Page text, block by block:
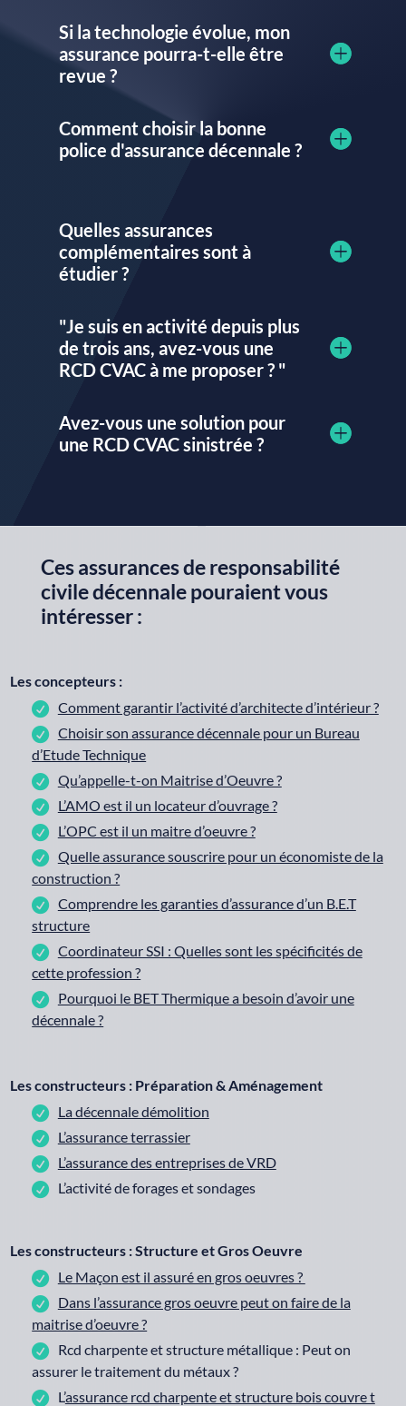
Si la technologie évolue, mon
assurance pourra-t-elle être
revue ?
Comment choisir la bonne
police d'assurance décennale ?
Quelles assurances
complémentaires sont à
étudier ?
"Je suis en activité depuis plus
de trois ans, avez-vous une
RCD CVAC à me proposer ? "
Avez-vous une solution pour
une RCD CVAC sinistrée ?
Ces assurances de responsabilité
civile décennale pouraient vous
intéresser :
Les concepteurs :
Comment garantir l’activité d’architecte d’intérieur ?
Choisir son assurance décennale pour un Bureau
d’Etude Technique
Qu’appelle-t-on Maitrise d’Oeuvre ?
L’AMO est il un locateur d’ouvrage ?
L’OPC est il un maitre d’oeuvre ?
Quelle assurance souscrire pour un économiste de la
construction ?
Comprendre les garanties d’assurance d’un B.E.T
structure
Coordinateur SSI : Quelles sont les spécificités de
cette profession ?
Pourquoi le BET Thermique a besoin d’avoir une
décennale ?
Les constructeurs : Préparation & Aménagement
La décennale démolition
L’assurance terrassier
L’assurance des entreprises de VRD
L’activité de forages et sondages
Les constructeurs : Structure et Gros Oeuvre
Le Maçon est il assuré en gros oeuvres ?
Dans l’assurance gros oeuvre peut on faire de la
maitrise d’oeuvre ?
Rcd charpente et structure métallique : Peut on
assurer le traitement du métaux ?
L’assurance rcd charpente et structure bois couvre t